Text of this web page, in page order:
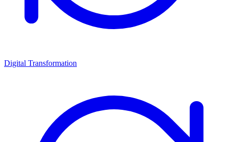
Digital Transformation